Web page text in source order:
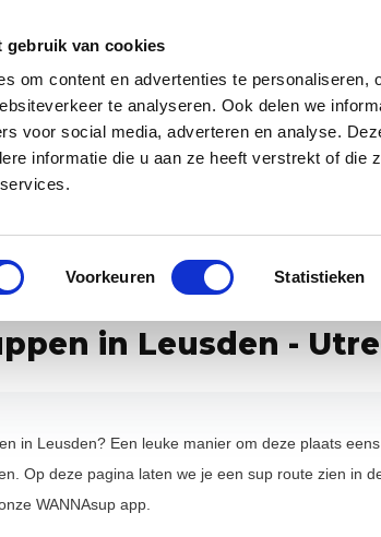
gebruik van cookies
om content en advertenties te personaliseren,
te analyseren. Ook delen we
voor social media, adverteren en analyse.
informatie die u aan ze heeft verstrekt of die
Voorkeuren Statistieken
specialist van Europa
in Leusden -
in Leusden? Een leuke manier om deze plaats
Op deze pagina laten we je een sup route zien in
WANNAsup app.